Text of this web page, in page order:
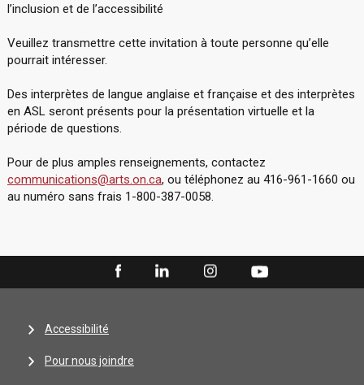
l’inclusion et de l’accessibilité
Veuillez transmettre cette invitation à toute personne qu’elle
pourrait intéresser.
Des interprètes de langue anglaise et française et des interprètes
en ASL seront présents pour la présentation virtuelle et la
période de questions.
Pour de plus amples renseignements, contactez
communications@arts.on.ca, ou téléphonez au 416-961-1660 ou
au numéro sans frais 1-800-387-0058.
Accessibilité
Pour nous joindre